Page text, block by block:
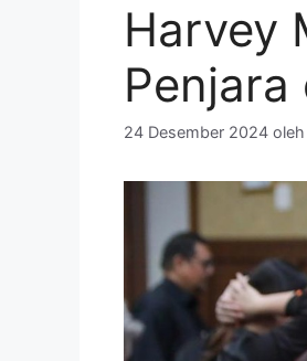
Harvey
Penjara
24 Desember 2024 oleh